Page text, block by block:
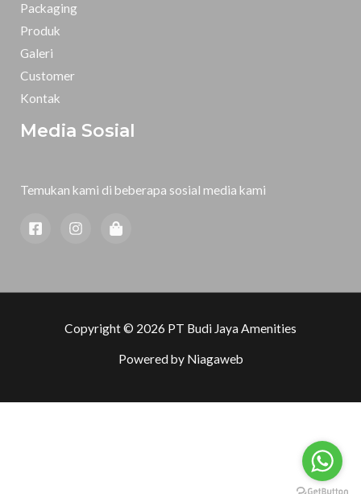
Packaging
Produk
Galeri
Customer
Kontak
Media Sosial
Temukan kami di beberapa sosial media kami
Copyright © 2026 PT Budi Jaya Amenities
Powered by Niagaweb